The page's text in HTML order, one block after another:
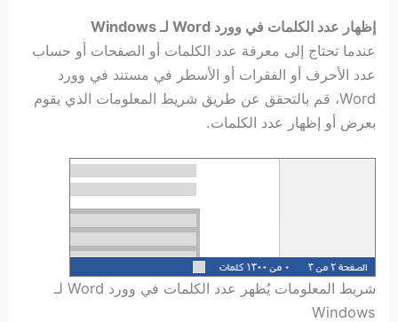
إظهار عدد الكلمات في وورد Word لـ Windows
عندما تحتاج إلى معرفة عدد الكلمات أو الصفحات أو حساب
عدد الأحرف أو الفقرات أو الأسطر في مستند في وورد
Word، قم بالتحقق عن طريق شريط المعلومات الذي يقوم
بعرض أو إظهار عدد الكلمات.
شريط المعلومات يُظهر عدد الكلمات في وورد Word لـ
Windows